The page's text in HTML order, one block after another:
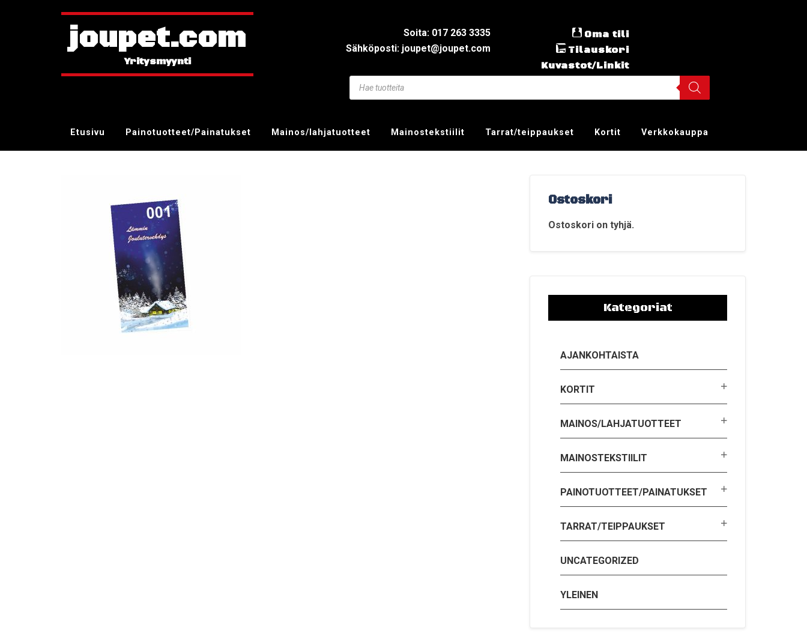
joupet.com
Soita: 017 263 3335
Sähköposti: joupet@joupet.com
Oma tili
Tilauskori
Kuvastot/Linkit
Etusivu Painotuotteet/Painatukset Mainos/lahjatuotteet Mainostekstiilit Tarrat/teippaukset Kortit Verkkokauppa
Ostoskori
Ostoskori on tyhjä.
Kategoriat
AJANKOHTAISTA
KORTIT
MAINOS/LAHJATUOTTEET
MAINOSTEKSTIILIT
PAINOTUOTTEET/PAINATUKSET
TARRAT/TEIPPAUKSET
UNCATEGORIZED
YLEINEN